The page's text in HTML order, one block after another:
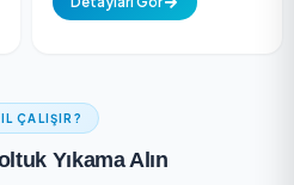
Şirketi